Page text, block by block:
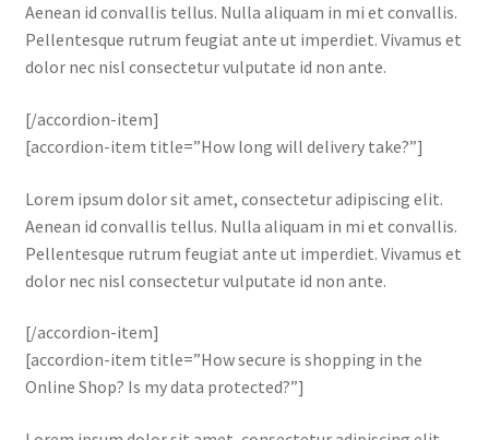
Aenean id convallis tellus. Nulla aliquam in mi et convallis.
Pellentesque rutrum feugiat ante ut imperdiet. Vivamus et
dolor nec nisl consectetur vulputate id non ante.
[/accordion-item]
[accordion-item title=”How long will delivery take?”]
Lorem ipsum dolor sit amet, consectetur adipiscing elit.
Aenean id convallis tellus. Nulla aliquam in mi et convallis.
Pellentesque rutrum feugiat ante ut imperdiet. Vivamus et
dolor nec nisl consectetur vulputate id non ante.
[/accordion-item]
[accordion-item title=”How secure is shopping in the
Online Shop? Is my data protected?”]